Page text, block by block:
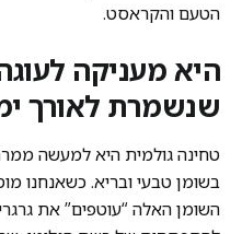
הטעם והקראסט.
היא מעניקה
שנשמרת לאורך
טחינה גולמית היא למעשה
בשומן טבעי ובריא. כשאנחנו
השומן האלה “עוטפים” את